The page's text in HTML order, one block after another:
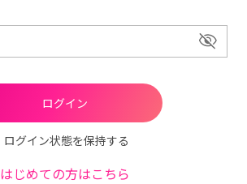
ログイン状態を保持する
はじめての方はこちら